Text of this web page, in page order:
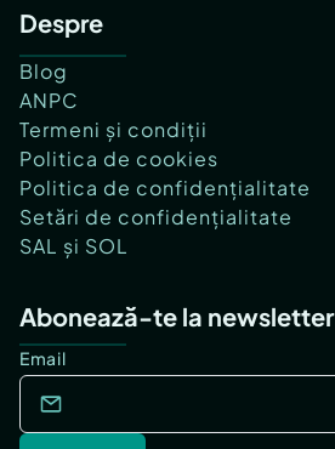
Despre
Blog
ANPC
Termeni și condiții
Politica de cookies
Politica de confidențialitate
Setări de confidențialitate
SAL și SOL
Abonează-te la newsletter
Email